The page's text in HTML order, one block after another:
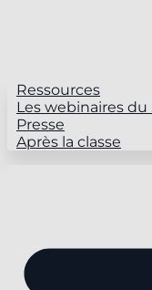
Ressources
Les webinaires du
Presse
Après la classe